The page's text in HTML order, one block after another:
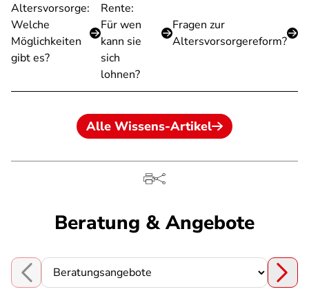
Altersvorsorge:
Welche
Möglichkeiten
gibt es?
Rente:
Für wen
kann sie
sich
lohnen?
Fragen zur
Altersvorsorgereform?
Alle Wissens-Artikel
Beratung & Angebote
Choose a section